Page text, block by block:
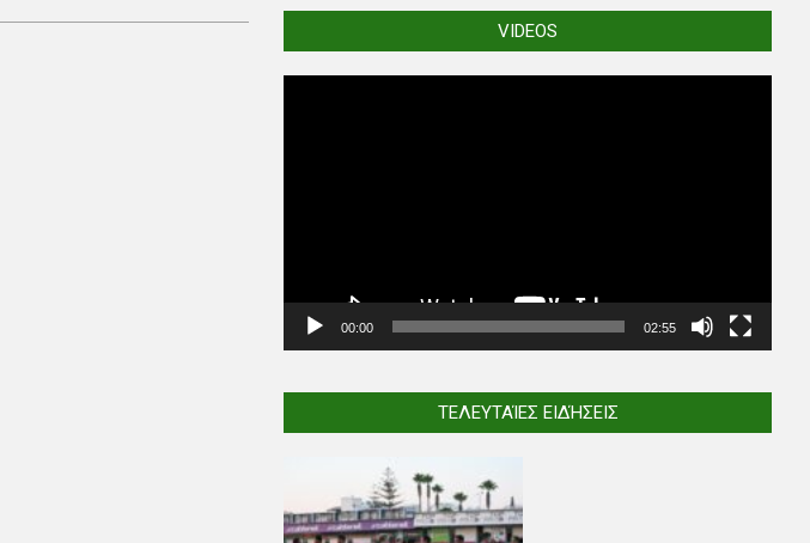
VIDEOS
00:00 02:55
ΤΕΛΕΥΤΑΊΕΣ ΕΙΔΉΣΕΙΣ